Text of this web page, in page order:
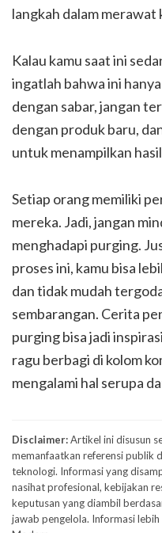
langkah dalam merawat
Kalau kamu saat ini
ingatlah bahwa ini
dengan sabar, jangan
dengan produk baru,
untuk menampilkan
Setiap orang memiliki
mereka. Jadi, jangan
menghadapi purging.
proses ini, kamu bisa
dan tidak mudah
sembarangan. Cerita
purging bisa jadi
ragu berbagi di kolom
mengalami hal serupa
Disclaimer:Artikel ini disusun
memanfaatkan referensi publik
teknologi. Informasi yang
nasihat profesional, kebijakan
keputusan yang diambil
jawab pengelola. Informasi